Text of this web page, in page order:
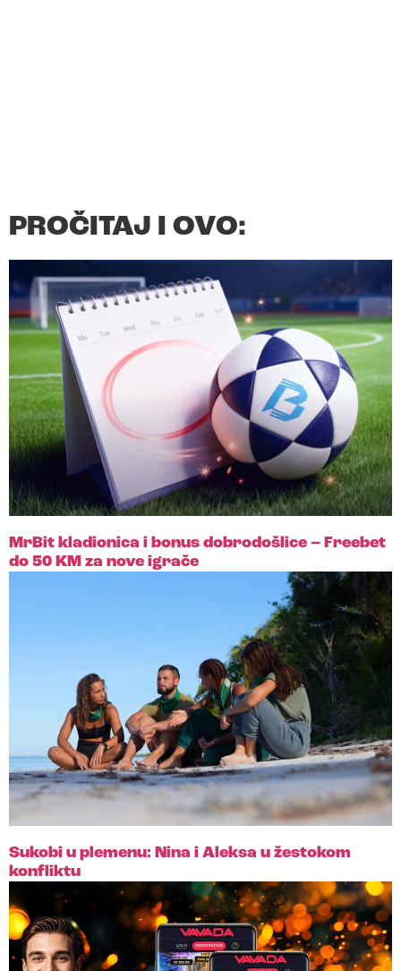
PROČITAJ I OVO:
MrBit kladionica i bonus dobrodošlice – Freebet
do 50 KM za nove igrače
Sukobi u plemenu: Nina i Aleksa u žestokom
konfliktu